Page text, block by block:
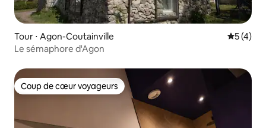
Tour ⋅ Agon-Coutainville
5 (4)
Le sémaphore d'Agon
Coup de cœur voyageurs
Coup de cœur voyageurs